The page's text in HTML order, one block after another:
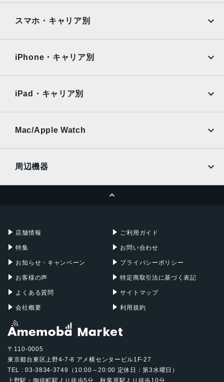
AQUOS
OPPO Android
Surface
Xiaomi Tablet
スマホ・キャリア別
Ymobile
UQmobile
iPhone・キャリア別
Ymobile
UQmobile
iPad・キャリア別
Mac/Apple Watch
周辺機器
店舗情報
特集
お知らせ・キャンペーン
お客様の声
よくある質問
会社概要
ご利用ガイド
お問い合わせ
プライバシーポリシー
特定商取引法に基づく表記
サイトマップ
利用規約
〒110-0005
東京都台東区上野4-7-8 アメ横センタービル1F-27
TEL : 03-3834-3749（10:00～20:00 定休日：第3水曜日）